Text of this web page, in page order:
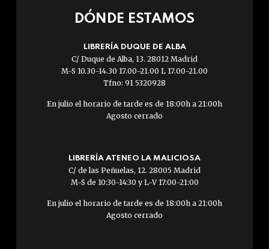
DÓNDE ESTAMOS
LIBRERÍA DUQUE DE ALBA
C/ Duque de Alba, 13. 28012 Madrid
M-S 10.30-14.30 17.00-21.00 L 17.00-21.00
Tfno: 91 5320928
En julio el horario de tarde es de 18:00h a 21:00h
Agosto cerrado
LIBRERÍA ATENEO LA MALICIOSA
C/ de las Peñuelas, 12. 28005 Madrid
M-S de 10:30-14:30 y L-V 17:00-21:00
En julio el horario de tarde es de 18:00h a 21:00h
Agosto cerrado